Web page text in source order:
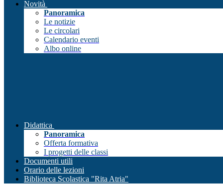
Novità
Panoramica
Le notizie
Le circolari
Calendario eventi
Albo online
Didattica
Panoramica
Offerta formativa
I progetti delle classi
Documenti utili
Orario delle lezioni
Biblioteca Scolastica "Rita Atria"